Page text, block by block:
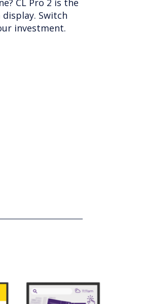
picture
to install,
pitches from